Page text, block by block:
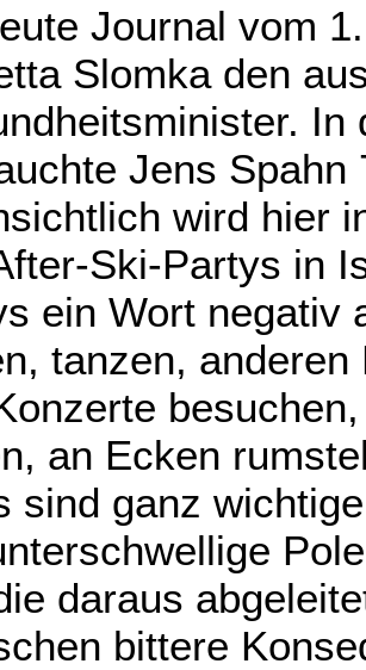
Journal vom
Slomka den
Jens
wird hier
Ski-Partys in
ein Wort negativ
tanzen,
an Ecken
sind ganz
daraus
bittere